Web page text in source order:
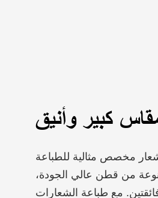
كبير وأنيق
مخصص مثالية للطباعة
من قطن عالي الجودة،
مع طباعة الشعارات